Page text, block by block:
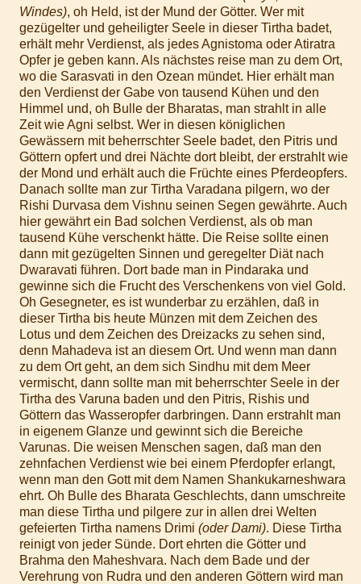
Windes), oh Held, ist der Mund der Götter. Wer mit
gezügelter und geheiligter Seele in dieser Tirtha badet,
erhält mehr Verdienst, als jedes Agnistoma oder Atiratra
Opfer je geben kann. Als nächstes reise man zu dem Ort,
wo die Sarasvati in den Ozean mündet. Hier erhält man
den Verdienst der Gabe von tausend Kühen und den
Himmel und, oh Bulle der Bharatas, man strahlt in alle
Zeit wie Agni selbst. Wer in diesen königlichen
Gewässern mit beherrschter Seele badet, den Pitris und
Göttern opfert und drei Nächte dort bleibt, der erstrahlt wie
der Mond und erhält auch die Früchte eines Pferdeopfers.
Danach sollte man zur Tirtha Varadana pilgern, wo der
Rishi Durvasa dem Vishnu seinen Segen gewährte. Auch
hier gewährt ein Bad solchen Verdienst, als ob man
tausend Kühe verschenkt hätte. Die Reise sollte einen
dann mit gezügelten Sinnen und geregelter Diät nach
Dwaravati führen. Dort bade man in Pindaraka und
gewinne sich die Frucht des Verschenkens von viel Gold.
Oh Gesegneter, es ist wunderbar zu erzählen, daß in
dieser Tirtha bis heute Münzen mit dem Zeichen des
Lotus und dem Zeichen des Dreizacks zu sehen sind,
denn Mahadeva ist an diesem Ort. Und wenn man dann
zu dem Ort geht, an dem sich Sindhu mit dem Meer
vermischt, dann sollte man mit beherrschter Seele in der
Tirtha des Varuna baden und den Pitris, Rishis und
Göttern das Wasseropfer darbringen. Dann erstrahlt man
in eigenem Glanze und gewinnt sich die Bereiche
Varunas. Die weisen Menschen sagen, daß man den
zehnfachen Verdienst wie bei einem Pferdopfer erlangt,
wenn man den Gott mit dem Namen Shankukarneshwara
ehrt. Oh Bulle des Bharata Geschlechts, dann umschreite
man diese Tirtha und pilgere zur in allen drei Welten
gefeierten Tirtha namens Drimi (oder Dami). Diese Tirtha
reinigt von jeder Sünde. Dort ehrten die Götter und
Brahma den Maheshvara. Nach dem Bade und der
Verehrung von Rudra und den anderen Göttern wird man